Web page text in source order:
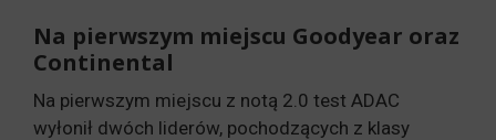
Na pierwszym miejscu Goodyear oraz
Continental
Na pierwszym miejscu z notą 2.0 test ADAC
wyłonił dwóch liderów, pochodzących z klasy